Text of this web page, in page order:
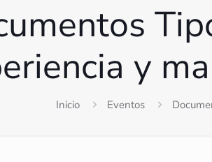
y
Inicio Eventos